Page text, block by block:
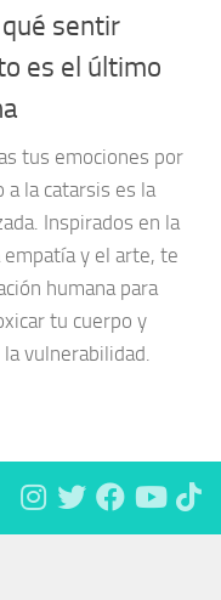
sentir
es el último
tus emociones por
a la catarsis es la
Inspirados en la
y el arte, te
humana para
tu cuerpo y
vulnerabilidad.